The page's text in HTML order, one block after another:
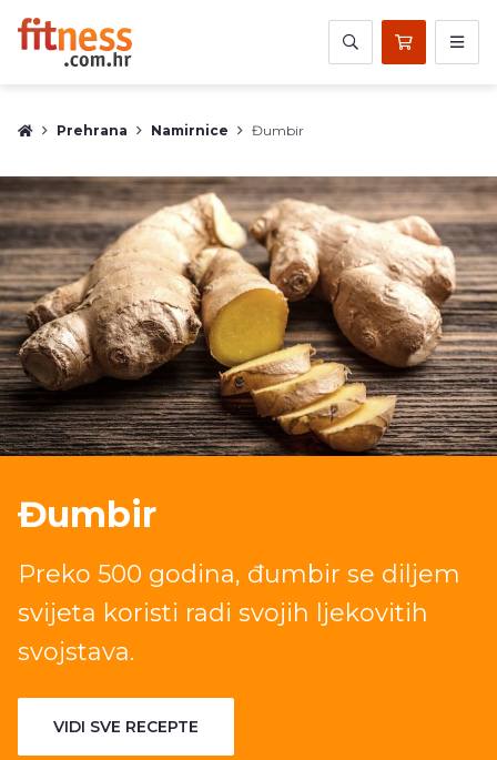
Prehrana Namirnice Đumbir
Đumbir
Preko 500 godina, đumbir se diljem
svijeta koristi radi svojih ljekovitih
svojstava.
VIDI SVE RECEPTE